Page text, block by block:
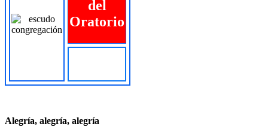
del
Oratorio
Alegría, alegría, alegría